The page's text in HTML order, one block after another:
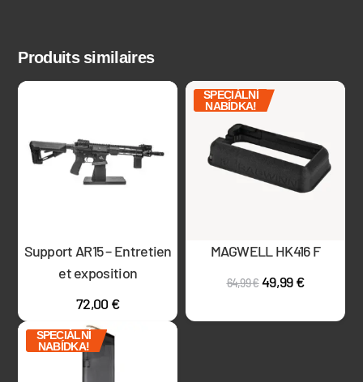
Produits similaires
Support AR15 – Entretien
et exposition
72,00 €
SPECIÁLNÍ
NABÍDKA!
MAGWELL HK416 F
64,99€49,99€
SPECIÁLNÍ
NABÍDKA!